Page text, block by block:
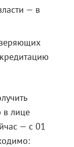
— в
в лице
— с 01